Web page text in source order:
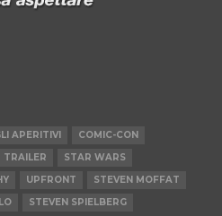
APERITIVI
COMIC-CON
TRAILER
STAR WARS
UPFRONT
STEVEN MOFFAT
STEVEN SPIELBERG